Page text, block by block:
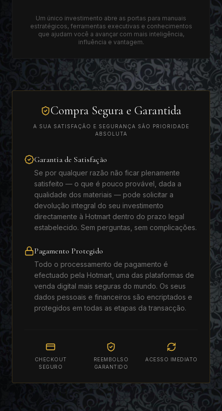
Um único investimento abre as portas para manuais
estratégicos, ferramentas executivas e conhecimentos
que ajudam você a avançar com mais inteligência,
influência e vantagem.
Compra Segura e Garantida
A SUA SATISFAÇÃO E SEGURANÇA SÃO PRIORIDADE
ABSOLUTA
Garantia de Satisfação
Se por qualquer razão não ficar plenamente
satisfeito — o que é pouco provável, dada a
qualidade dos materiais — pode solicitar a
devolução integral do seu investimento
directamente à Hotmart dentro do prazo legal
estabelecido. Sem perguntas, sem complicações.
Pagamento Protegido
Todo o processamento de pagamento é
efectuado pela Hotmart, uma das plataformas de
venda digital mais seguras do mundo. Os seus
dados pessoais e financeiros são encriptados e
protegidos em todas as etapas da transacção.
CHECKOUT
SEGURO
REEMBOLSO
GARANTIDO
ACESSO IMEDIATO